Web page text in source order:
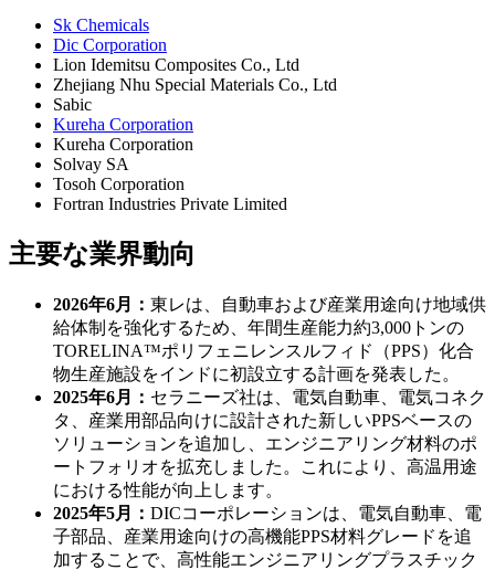
Sk Chemicals
Dic Corporation
Lion Idemitsu Composites Co., Ltd
Zhejiang Nhu Special Materials Co., Ltd
Sabic
Kureha Corporation
Kureha Corporation
Solvay SA
Tosoh Corporation
Fortran Industries Private Limited
主要な業界動向
2026年6月： 東レは、自動車および産業用途向け地域供
給体制を強化するため、年間生産能力約3,000トンの
TORELINA™ポリフェニレンスルフィド（PPS）化合
物生産施設をインドに初設立する計画を発表した。
2025年6月： セラニーズ社は、電気自動車、電気コネク
タ、産業用部品向けに設計された新しいPPSベースの
ソリューションを追加し、エンジニアリング材料のポ
ートフォリオを拡充しました。これにより、高温用途
における性能が向上します。
2025年5月： DICコーポレーションは、電気自動車、電
子部品、産業用途向けの高機能PPS材料グレードを追
加することで、高性能エンジニアリングプラスチック